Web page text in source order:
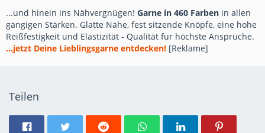
...und hinein ins Nähvergnügen! Garne in 460 Farben in allen
gängigen Stärken. Glatte Nähe, fest sitzende Knöpfe, eine hohe
Reißfestigkeit und Elastizität - Qualität für höchste Ansprüche.
...jetzt Deine Lieblingsgarne entdecken! [Reklame]
Teilen